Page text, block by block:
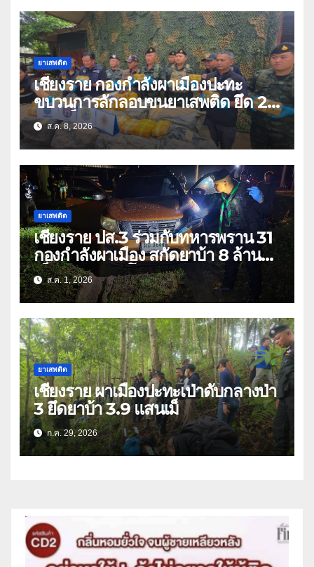
ยาเสพติด
เชียงราย กองกำลังผาเมืองปะทะ
ขบวนการลักลอบขนยาเสพติด ยึด 2
ล้านเม็ด
ส.ค. 8, 2026
ยาเสพติด
เชียงราย ปส.3 ร่วมกับทหารพราน 31
กองกำลังผาเมือง สกัดยาบ้า 8 ล้าน
เม็ด เครือข่าย โล่ง แซ่ลี
ส.ค. 1, 2026
ยาเสพติด
เชียงราย ผาเมืองปะทะเป่าดับกลางป่า
3 ยึดยาบ้า 3.9 แสนเม็
ก.ค. 29, 2026